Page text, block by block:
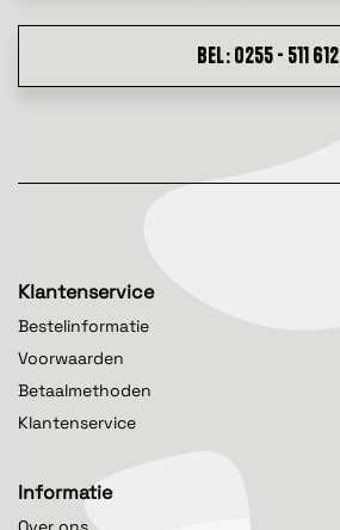
BEL: 0255 - 511 612
Klantenservice
Bestelinformatie
Voorwaarden
Betaalmethoden
Klantenservice
Informatie